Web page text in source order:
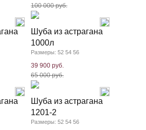
100 000 руб.
Шуба из астрагана
1000л
Размеры: 52 54 56
39 900 руб.
65 000 руб.
Шуба из астрагана
1201-2
Размеры: 52 54 56